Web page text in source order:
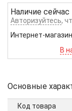
Наличие сейчас
Авторизуйтесь,
Интернет-магазин
В
Основные
Код товара